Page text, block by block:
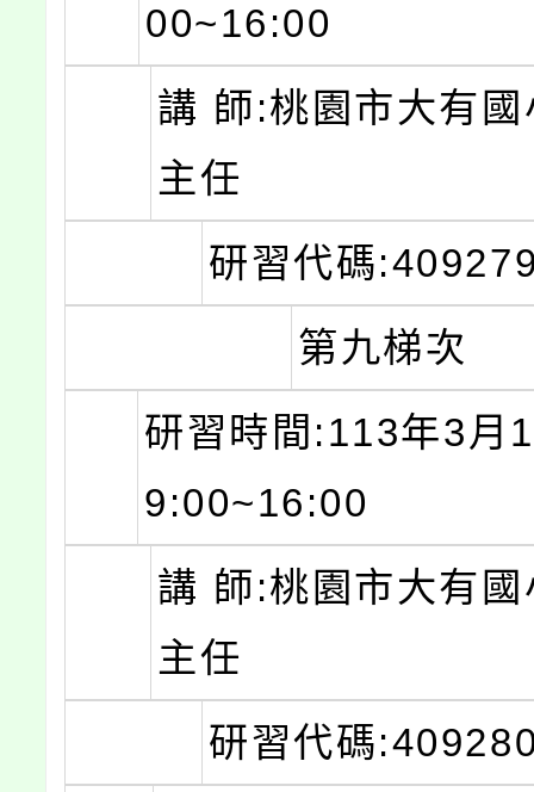
00~16:00
講 師:桃園市大有
主任
研習代碼
第九梯次
研習時間:113年3月
9:00~16:00
講 師:桃園市大有
主任
研習代碼